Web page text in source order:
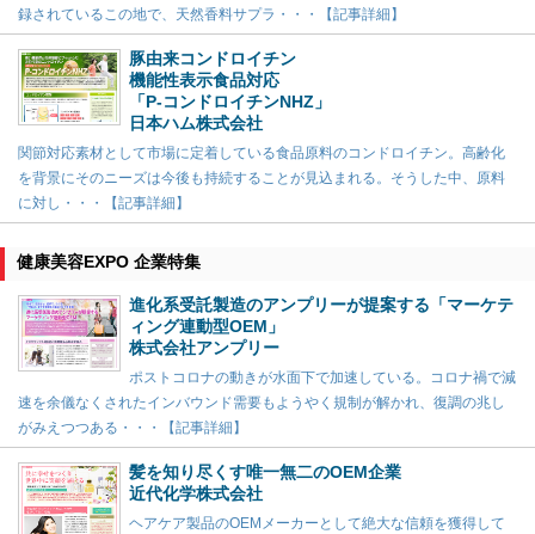
録されているこの地で、天然香料サプラ・・・【記事詳細】
豚由来コンドロイチン
機能性表示食品対応
「P-コンドロイチンNHZ」
日本ハム株式会社
関節対応素材として市場に定着している食品原料のコンドロイチン。高齢化
を背景にそのニーズは今後も持続することが見込まれる。そうした中、原料
に対し・・・【記事詳細】
健康美容EXPO 企業特集
進化系受託製造のアンプリーが提案する「マーケテ
ィング連動型OEM」
株式会社アンプリー
ポストコロナの動きが水面下で加速している。コロナ禍で減
速を余儀なくされたインバウンド需要もようやく規制が解かれ、復調の兆し
がみえつつある・・・【記事詳細】
髪を知り尽くす唯一無二のOEM企業
近代化学株式会社
ヘアケア製品のOEMメーカーとして絶大な信頼を獲得して